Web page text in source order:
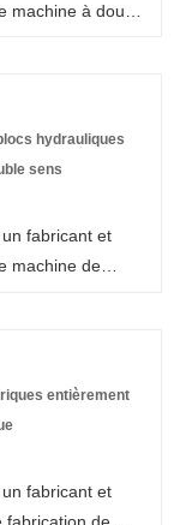
machine à double
Nous vous
pour nos
Chine.
hydrauliques
sens
fabricant et
machine de
contacter.
assuré au
entièrement
fabricant et